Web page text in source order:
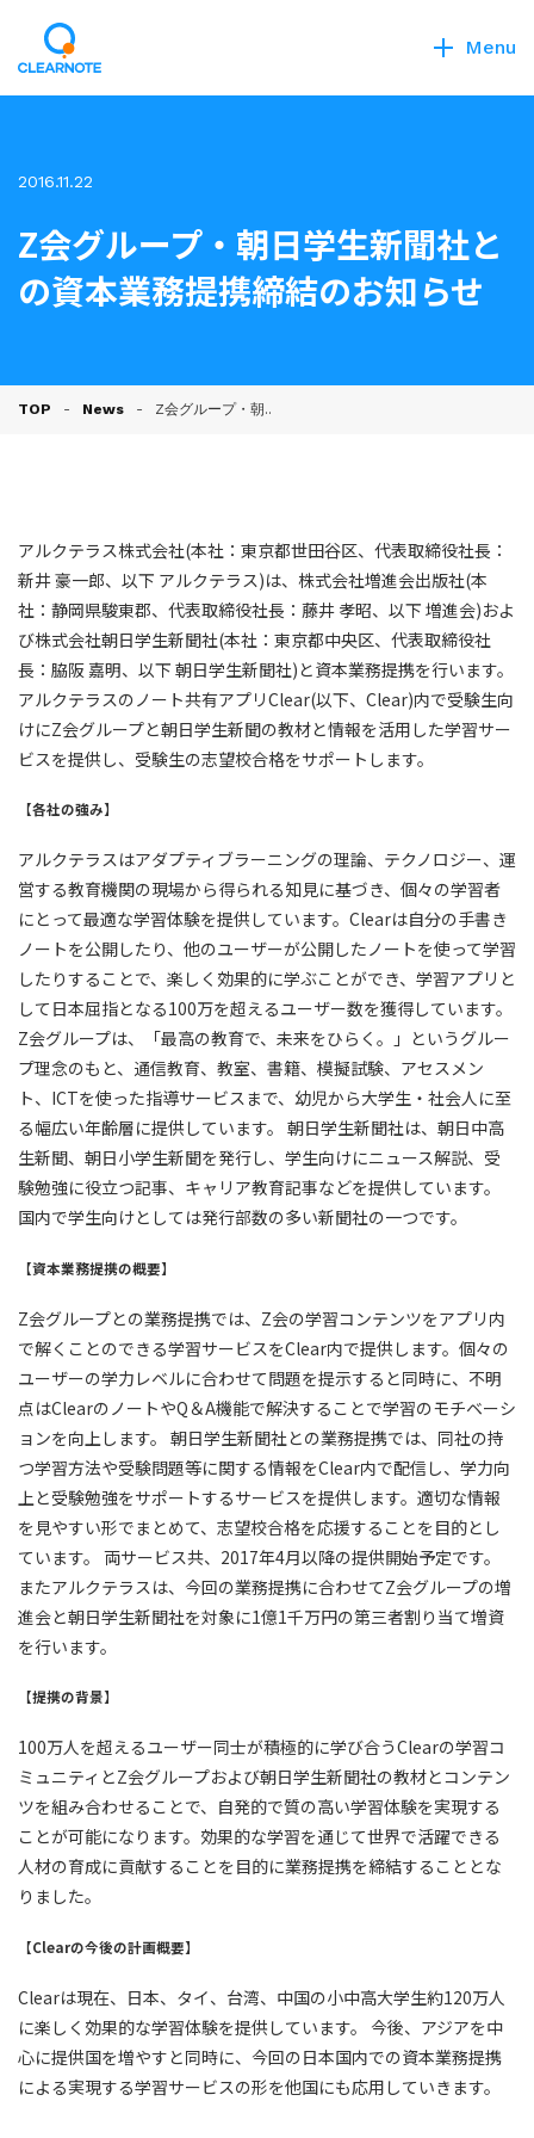
Menu
2016.11.22
Z会グループ・朝日学生新聞社と
の資本業務提携締結のお知らせ
TOP News Z会グループ・朝..
アルクテラス株式会社(本社：東京都世田谷区、代表取締役社長：
新井 豪一郎、以下 アルクテラス)は、株式会社増進会出版社(本
社：静岡県駿東郡、代表取締役社長：藤井 孝昭、以下 増進会)およ
び株式会社朝日学生新聞社(本社：東京都中央区、代表取締役社
長：脇阪 嘉明、以下 朝日学生新聞社)と資本業務提携を行います。
アルクテラスのノート共有アプリClear(以下、Clear)内で受験生向
けにZ会グループと朝日学生新聞の教材と情報を活用した学習サー
ビスを提供し、受験生の志望校合格をサポートします。
【各社の強み】
アルクテラスはアダプティブラーニングの理論、テクノロジー、運
営する教育機関の現場から得られる知見に基づき、個々の学習者
にとって最適な学習体験を提供しています。Clearは自分の手書き
ノートを公開したり、他のユーザーが公開したノートを使って学習
したりすることで、楽しく効果的に学ぶことができ、学習アプリと
して日本屈指となる100万を超えるユーザー数を獲得しています。
Z会グループは、「最高の教育で、未来をひらく。」というグルー
プ理念のもと、通信教育、教室、書籍、模擬試験、アセスメン
ト、ICTを使った指導サービスまで、幼児から大学生・社会人に至
る幅広い年齢層に提供しています。 朝日学生新聞社は、朝日中高
生新聞、朝日小学生新聞を発行し、学生向けにニュース解説、受
験勉強に役立つ記事、キャリア教育記事などを提供しています。
国内で学生向けとしては発行部数の多い新聞社の一つです。
【資本業務提携の概要】
Z会グループとの業務提携では、Z会の学習コンテンツをアプリ内
で解くことのできる学習サービスをClear内で提供します。個々の
ユーザーの学力レベルに合わせて問題を提示すると同時に、不明
点はClearのノートやQ＆A機能で解決することで学習のモチベーシ
ョンを向上します。 朝日学生新聞社との業務提携では、同社の持
つ学習方法や受験問題等に関する情報をClear内で配信し、学力向
上と受験勉強をサポートするサービスを提供します。適切な情報
を見やすい形でまとめて、志望校合格を応援することを目的とし
ています。 両サービス共、2017年4月以降の提供開始予定です。
またアルクテラスは、今回の業務提携に合わせてZ会グループの増
進会と朝日学生新聞社を対象に1億1千万円の第三者割り当て増資
を行います。
【提携の背景】
100万人を超えるユーザー同士が積極的に学び合うClearの学習コ
ミュニティとZ会グループおよび朝日学生新聞社の教材とコンテン
ツを組み合わせることで、自発的で質の高い学習体験を実現する
ことが可能になります。効果的な学習を通じて世界で活躍できる
人材の育成に貢献することを目的に業務提携を締結することとな
りました。
【Clearの今後の計画概要】
Clearは現在、日本、タイ、台湾、中国の小中高大学生約120万人
に楽しく効果的な学習体験を提供しています。 今後、アジアを中
心に提供国を増やすと同時に、今回の日本国内での資本業務提携
による実現する学習サービスの形を他国にも応用していきます。